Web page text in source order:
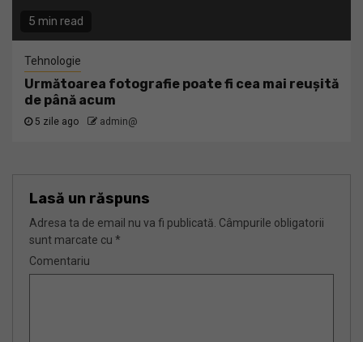
5 min read
Tehnologie
Următoarea fotografie poate fi cea mai reușită
de până acum
5 zile ago admin@
Lasă un răspuns
Adresa ta de email nu va fi publicată. Câmpurile obligatorii
sunt marcate cu *
Comentariu